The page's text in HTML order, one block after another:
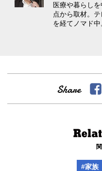
医療や暮らし
点から取材。
を経てノマド中
#家族